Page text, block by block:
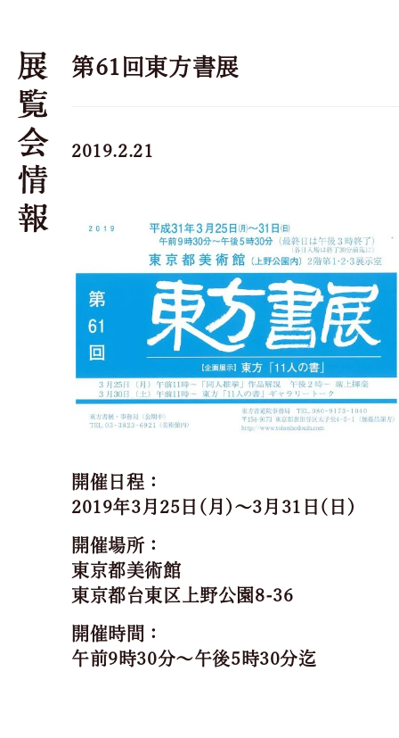
第61回東方書展
2019.2.21
開催日程：
2019年3月25日(月)～3月31日(日)
開催場所：
東京都美術館
東京都台東区上野公園8-36
開催時間：
午前9時30分～午後5時30分迄